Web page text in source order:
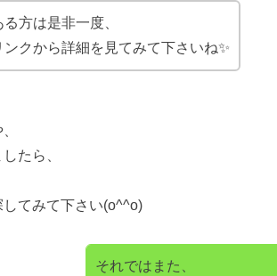
方は是非一度、
ンクから詳細を見てみて下さいね✨
たら、
てみて下さい(o^^o)
それではまた、